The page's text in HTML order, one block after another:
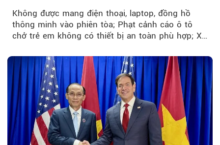
Không được mang điện thoại, laptop, đồng hồ
thông minh vào phiên tòa; Phạt cảnh cáo ô tô
chở trẻ em không có thiết bị an toàn phù hợp; Xe
với Bộ Công an… là những chính sách mới có
hiệu lực từ tháng 8/2026.